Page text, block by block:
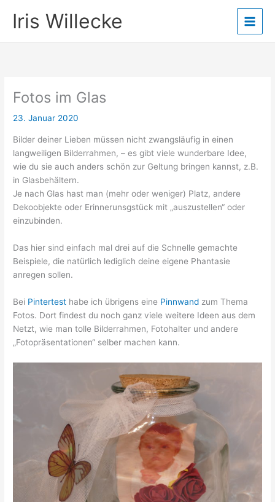
InhaltIris Willecke
Fotos im Glas
23. Januar 2020
Bilder deiner Lieben müssen nicht zwangsläufig in einen
langweiligen Bilderrahmen, – es gibt viele wunderbare Idee,
wie du sie auch anders schön zur Geltung bringen kannst, z.B.
in Glasbehältern.
Je nach Glas hast man (mehr oder weniger) Platz, andere
Dekoobjekte oder Erinnerunsgstück mit „auszustellen“ oder
einzubinden.
Das hier sind einfach mal drei auf die Schnelle gemachte
Beispiele, die natürlich lediglich deine eigene Phantasie
anregen sollen.
Bei Pintertest habe ich übrigens eine Pinnwand zum Thema
Fotos. Dort findest du noch ganz viele weitere Ideen aus dem
Netzt, wie man tolle Bilderrahmen, Fotohalter und andere
„Fotopräsentationen“ selber machen kann.